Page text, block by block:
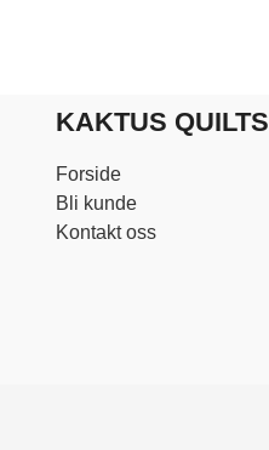
KAKTUS QUILTS
Forside
Bli kunde
Kontakt oss